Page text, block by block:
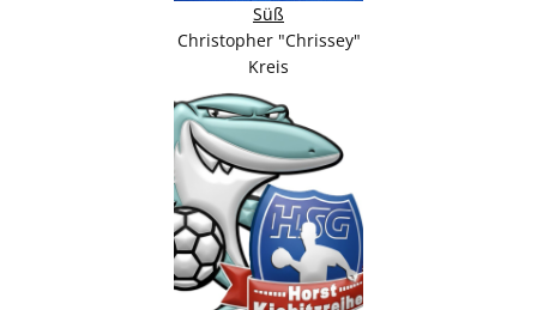
Süß
Christopher "Chrissey"
Kreis